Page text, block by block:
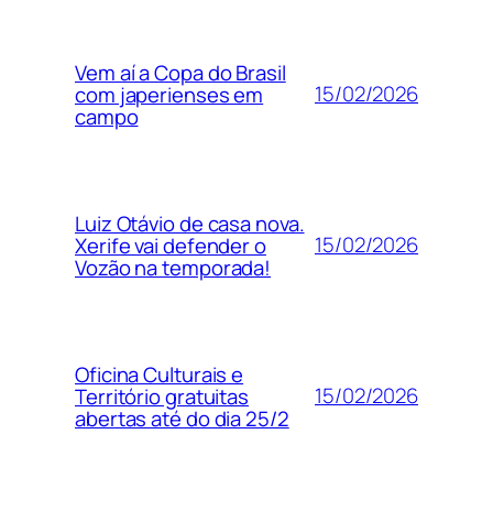
Vem aí a Copa do Brasil
com japerienses em
campo
15/02/2026
Luiz Otávio de casa nova.
Xerife vai defender o
Vozão na temporada!
15/02/2026
Oficina Culturais e
Território gratuitas
abertas até do dia 25/2
15/02/2026